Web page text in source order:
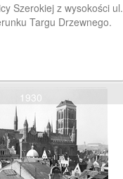
Szerokiej z wysokości ul.
Targu Drzewnego.
1930